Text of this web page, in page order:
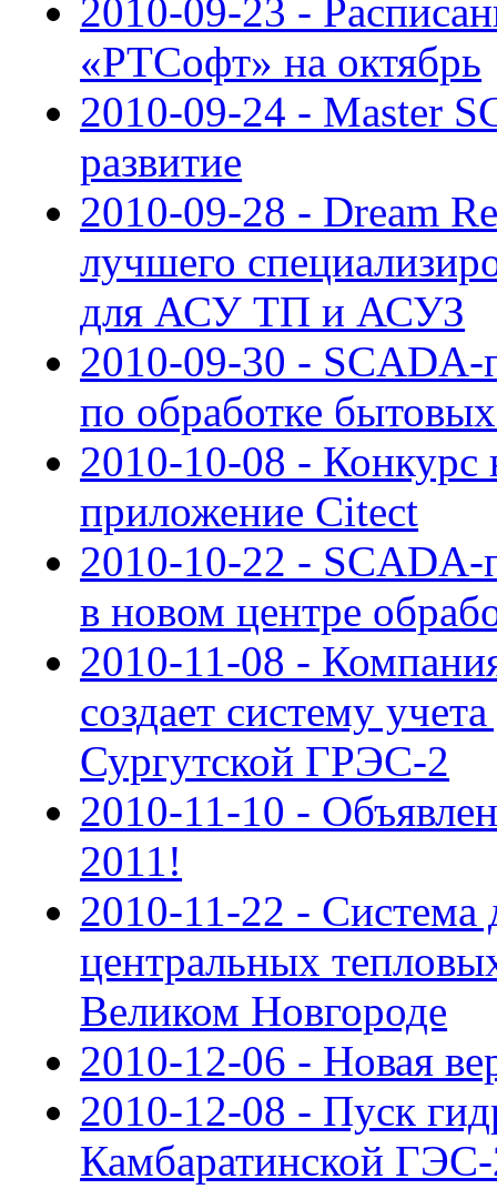
2010-09-23 -
«РТСофт» на октябрь
2010-09-24 - Master
развитие
2010-09-28 - Dream
лучшего
для АСУ ТП и АСУЗ
2010-09-30 - SCADA-
по обработке
2010-10-08 -
приложение Citect
2010-10-22 - SCADA-
в новом центре
2010-11-08 -
создает систему
Сургутской ГРЭС-2
2010-11-10 -
2011!
2010-11-22 - Система
центральных
Великом Новгороде
2010-12-06 - Новая
2010-12-08 - Пуск
Камбаратинской